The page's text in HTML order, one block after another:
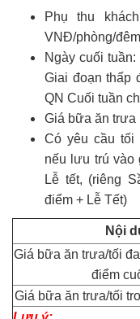
Phụ thu
VNĐ/phòng/đêm
Ngày cuối
Giai đoạn thấp
QN Cuối tuần
Giá bữa ăn trưa
Có yêu cầu tối
nếu lưu trú vào
Lễ tết, (riêng
điểm + Lễ Tết)
Nội
Giá bữa ăn trưa/tối
điểm
Giá bữa ăn trưa/tối